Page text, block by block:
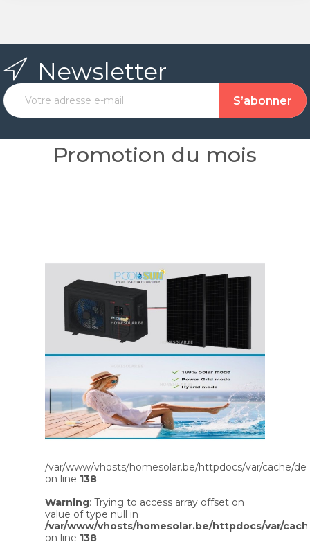
Newsletter
Promotion du mois
/var/www/vhosts/homesolar.be/httpdocs/var/cache/
on line 138
Warning: Trying to access array offset on
value of type null in
/var/www/vhosts/homesolar.be/httpdocs/var/
on line 138